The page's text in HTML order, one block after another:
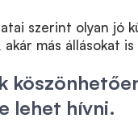
szerint olyan jó
más állásokat
lehet hívni.